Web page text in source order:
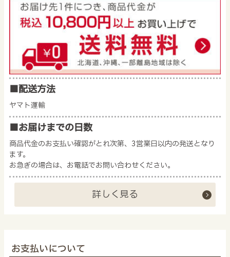
■配送方法
ヤマト運輸
■お届けまでの日数
商品代金のお支払い確認がとれ次第、3営業日以内の発送となり
ます。
お急ぎの場合は、お電話でお問い合わせください。
詳しく見る
お支払いについて